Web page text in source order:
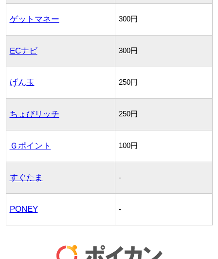
ゲットマネー 300円
ECナビ 300円
げん玉 250円
ちょびリッチ 250円
Ｇポイント 100円
すぐたま -
PONEY -